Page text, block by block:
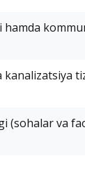
hamda
kanalizatsiya
(sohalar va